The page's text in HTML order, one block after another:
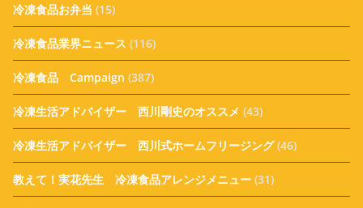
冷凍食品お弁当 (15)
冷凍食品業界ニュース (116)
冷凍食品 Campaign (387)
冷凍生活アドバイザー 西川剛史のオススメ (43)
冷凍生活アドバイザー 西川式ホームフリージング(46)
教えて！実花先生 冷凍食品アレンジメニュー (31)